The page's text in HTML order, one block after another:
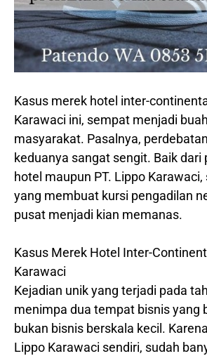
Kasus merek hotel inter-
Karawaci ini, sempat menjadi
masyarakat. Pasalnya,
keduanya sangat sengit. Baik dari
hotel maupun PT. Lippo
yang membuat kursi pengadilan
pusat menjadi kian memanas.
Kasus Merek Hotel Inter-
Karawaci
Kejadian unik yang terjadi pada
menimpa dua tempat bisnis yang
bukan bisnis berskala kecil.
Lippo Karawaci sendiri, sudah